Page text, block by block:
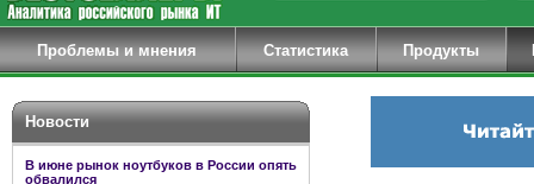
Проблемы и мнения Статистика Продукты
Новости
В июне рынок ноутбуков в России опять
обвалился